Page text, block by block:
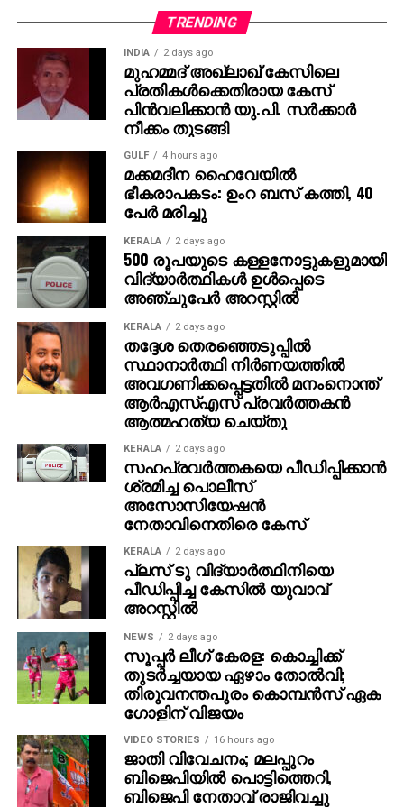
ഹയർസെക്കൻഡറി മദ്രസയിൽ മീലാദ്
ഫെസ്റ്റിനോടനുബന്ധിച്ച് വിദ്യാർത്ഥികൾ സംഘടിപ്പിച്ച
ഹാന്റി ക്രാഫ്റ്റ് എക്സ്പോയിൽ വിവിധ നിർമ്മിതികൾ
പ്രദർശിപ്പിച്ചു. എക്സ്പോ ശറഫുൽ ഇസ്ലാം സഭ
മൗവഞ്ചേരി മഹല്ല് കമ്മിറ്റി പ്രസിഡൻറ് സി എച്ച്
ആർ ഹാരിസ് ഹാജി ഉദ്ഘാടനം ചെയ്തു. എക്സ്പോ
വീക്ഷിക്കാൻ നൂറുകണക്കിന് പേരാണ് എക്സ്പോ
പവലിയനിൽ എത്തിയത്.
TRENDING
INDIA 2 days ago
മുഹമ്മദ് അഖ്‌ലാഖ് കേസിലെ
പ്രതികള്‍ക്കെതിരായ കേസ്
പിന്‍വലിക്കാന്‍ യു.പി. സര്‍ക്കാര്‍
നീക്കം തുടങ്ങി
GULF 4 hours ago
മക്കമദീന ഹൈവേയില്‍
ഭീകരാപകടം: ഉംറ ബസ് കത്തി, 40
പേര്‍ മരിച്ചു
KERALA 2 days ago
500 രൂപയുടെ കള്ളനോട്ടുകളുമായി
വിദ്യാര്‍ത്ഥികള്‍ ഉള്‍പ്പെടെ
അഞ്ചുപേര്‍ അറസ്റ്റില്‍
KERALA 2 days ago
തദ്ദേശ തെരഞ്ഞെടുപ്പില്‍
സ്ഥാനാര്‍ത്ഥി നിര്‍ണയത്തില്‍
അവഗണിക്കപ്പെട്ടതില്‍ മനംനൊന്ത്
ആര്‍എസ്എസ് പ്രവര്‍ത്തകന്‍
ആത്മഹത്യ ചെയ്തു
KERALA 2 days ago
സഹപ്രവര്‍ത്തകയെ പീഡിപ്പിക്കാന്‍
ശ്രമിച്ച പൊലീസ്
അസോസിയേഷന്‍
നേതാവിനെതിരെ കേസ്
KERALA 2 days ago
പ്ലസ് ടു വിദ്യാര്‍ത്ഥിനിയെ
പീഡിപ്പിച്ച കേസില്‍ യുവാവ്
അറസ്റ്റില്‍
NEWS 2 days ago
സൂപ്പര്‍ ലീഗ് കേരള: കൊച്ചിക്ക്
തുടര്‍ച്ചയായ ഏഴാം തോല്‍വി;
തിരുവനന്തപുരം കൊമ്പന്‍സ് ഏക
ഗോളിന് വിജയം
VIDEO STORIES 16 hours ago
ജാതി വിവേചനം; മലപ്പുറം
ബിജെപിയില്‍ പൊട്ടിത്തെറി,
ബിജെപി നേതാവ് രാജിവച്ചു